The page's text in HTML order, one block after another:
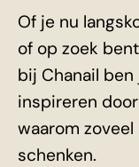
Of je nu
of op zoek
bij Chanail
inspireren
waarom
schenken.